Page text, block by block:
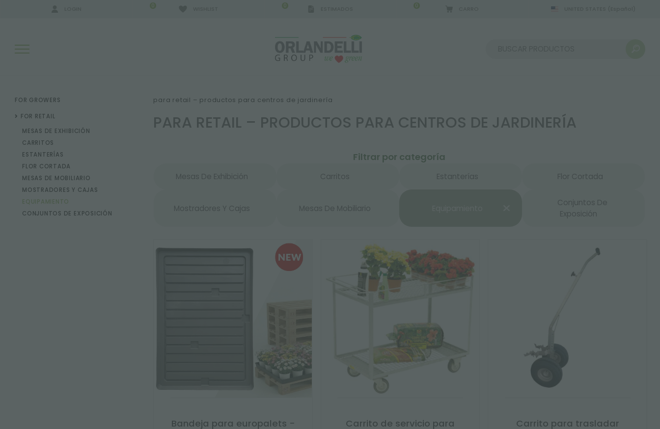
0 0 0
RESULTADOS DE LA BÚSQUEDA:
MÁS RESULTADOS PARA USTED:
FOR GROWERS
FOR RETAIL
MESAS DE EXHIBICIÓN
CARRITOS
ESTANTERÍAS
FLOR CORTADA
MESAS DE MOBILIARIO
MOSTRADORES Y CAJAS
EQUIPAMIENTO
CONJUNTOS DE EXPOSICIÓN
para retail – productos para centros de jardinería
PARA RETAIL – PRODUCTOS PARA CENTROS DE JARDINERÍA
Filtrar por categoría
Mesas De Exhibición Carritos Estanterías Flor Cortada
Mostradores Y Cajas Mesas De Mobiliario
Conjuntos De
Exposición
Bandeja para europalets -
Carrito de servicio para
Carrito para trasladar